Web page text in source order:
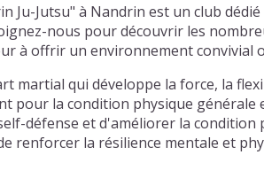
Ju-Jutsu" à Nandrin est un club
nous pour découvrir les
à offrir un environnement convivial
martial qui développe la force, la
pour la condition physique
défense et d'améliorer la
renforcer la résilience mentale et